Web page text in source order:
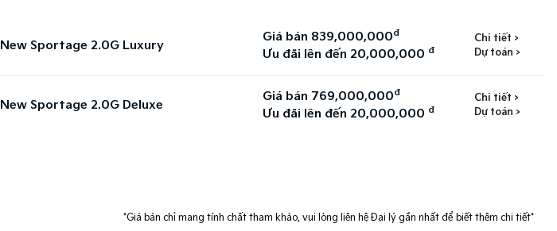
New Sportage 2.0G Luxury
Giá bán 839,000,000đ
Ưu đãi lên đến 20,000,000 đ
Chi tiết >
Dự toán >
New Sportage 2.0G Deluxe
Giá bán 769,000,000đ
Ưu đãi lên đến 20,000,000 đ
Chi tiết >
Dự toán >
*Giá bán chỉ mang tính chất tham khảo, vui lòng liên hệ Đại lý gần nhất để biết thêm chi tiết*